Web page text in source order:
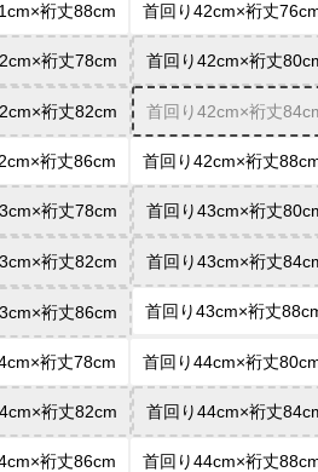
裄丈88cm 首回り42cm×裄丈
裄丈78cm 首回り42cm×裄丈
裄丈82cm 首回り42cm×裄丈
裄丈86cm 首回り42cm×裄丈
裄丈78cm 首回り43cm×裄丈
裄丈82cm 首回り43cm×裄丈
裄丈86cm 首回り43cm×裄丈
裄丈78cm 首回り44cm×裄丈
裄丈82cm 首回り44cm×裄丈
裄丈86cm 首回り44cm×裄丈